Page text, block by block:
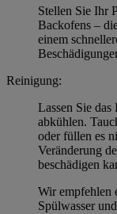
Stellen Sie Ihr
Backofens –
einem
Reinigung:
Lassen Sie
abkühlen.
oder füllen es
Veränderung
beschädigen
Wir empfehlen
Spülwasser